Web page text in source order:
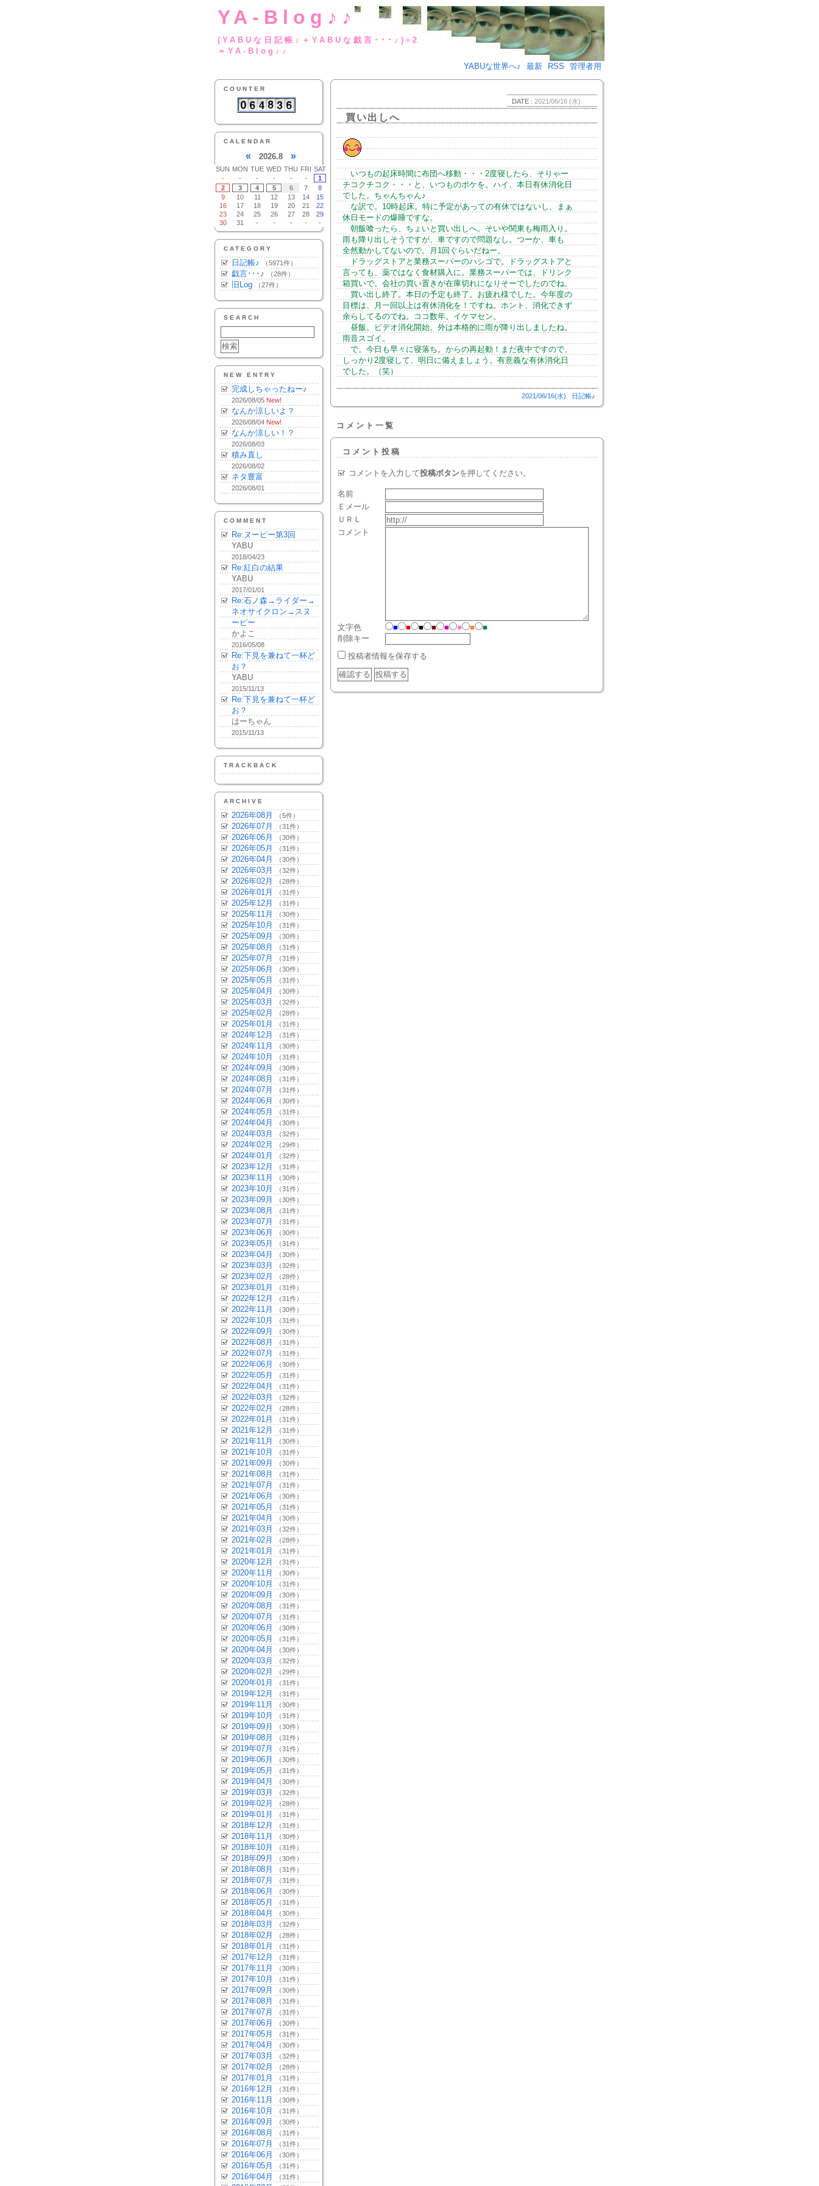
YA-Blog♪♪
(YABUな日記帳♪＋YABUな戯言･･･♪)÷2
＝YA-Blog♪♪
YABUな世界へ♪
最新 RSS 管理者用
COUNTER
CALENDAR
« 2026.8 »
SUN MON TUE WED THU FRI SAT
-
- - - - -
1
2
3 4 5 6 7
8
9
10 11 12 13 14
15
16
17 18 19 20 21
22
23
24 25 26 27 28
29
30
31 - - - - -
CATEGORY
日記帳♪ （5971件）
戯言･･･♪ （28件）
旧Log （27件）
SEARCH
NEW ENTRY
完成しちゃったねー♪
2026/08/05 New!
なんか涼しいよ？
2026/08/04 New!
なんか涼しい！？
2026/08/03
積み直し
2026/08/02
ネタ豊富
2026/08/01
COMMENT
Re:ヌーピー第3回
YABU
2018/04/23
Re:紅白の結果
YABU
2017/01/01
Re:石ノ森→ライダー→
ネオサイクロン→スヌ
ーピー
かよこ
2016/05/08
Re:下見を兼ねて一杯ど
お？
YABU
2015/11/13
Re:下見を兼ねて一杯ど
お？
はーちゃん
2015/11/13
TRACKBACK
ARCHIVE
2026年08月 （5件）
2026年07月 （31件）
2026年06月 （30件）
2026年05月 （31件）
2026年04月 （30件）
2026年03月 （32件）
2026年02月 （28件）
2026年01月 （31件）
2025年12月 （31件）
2025年11月 （30件）
2025年10月 （31件）
2025年09月 （30件）
2025年08月 （31件）
2025年07月 （31件）
2025年06月 （30件）
2025年05月 （31件）
2025年04月 （30件）
2025年03月 （32件）
2025年02月 （28件）
2025年01月 （31件）
2024年12月 （31件）
2024年11月 （30件）
2024年10月 （31件）
2024年09月 （30件）
2024年08月 （31件）
2024年07月 （31件）
2024年06月 （30件）
2024年05月 （31件）
2024年04月 （30件）
2024年03月 （32件）
2024年02月 （29件）
2024年01月 （32件）
2023年12月 （31件）
2023年11月 （30件）
2023年10月 （31件）
2023年09月 （30件）
2023年08月 （31件）
2023年07月 （31件）
2023年06月 （30件）
2023年05月 （31件）
2023年04月 （30件）
2023年03月 （32件）
2023年02月 （28件）
2023年01月 （31件）
2022年12月 （31件）
2022年11月 （30件）
2022年10月 （31件）
2022年09月 （30件）
2022年08月 （31件）
2022年07月 （31件）
2022年06月 （30件）
2022年05月 （31件）
2022年04月 （31件）
2022年03月 （32件）
2022年02月 （28件）
2022年01月 （31件）
2021年12月 （31件）
2021年11月 （30件）
2021年10月 （31件）
2021年09月 （30件）
2021年08月 （31件）
2021年07月 （31件）
2021年06月 （30件）
2021年05月 （31件）
2021年04月 （30件）
2021年03月 （32件）
2021年02月 （28件）
2021年01月 （31件）
2020年12月 （31件）
2020年11月 （30件）
2020年10月 （31件）
2020年09月 （30件）
2020年08月 （31件）
2020年07月 （31件）
2020年06月 （30件）
2020年05月 （31件）
2020年04月 （30件）
2020年03月 （32件）
2020年02月 （29件）
2020年01月 （31件）
2019年12月 （31件）
2019年11月 （30件）
2019年10月 （31件）
2019年09月 （30件）
2019年08月 （31件）
2019年07月 （31件）
2019年06月 （30件）
2019年05月 （31件）
2019年04月 （30件）
2019年03月 （32件）
2019年02月 （28件）
2019年01月 （31件）
2018年12月 （31件）
2018年11月 （30件）
2018年10月 （31件）
2018年09月 （30件）
2018年08月 （31件）
2018年07月 （31件）
2018年06月 （30件）
2018年05月 （31件）
2018年04月 （30件）
2018年03月 （32件）
2018年02月 （28件）
2018年01月 （31件）
2017年12月 （31件）
2017年11月 （30件）
2017年10月 （31件）
2017年09月 （30件）
2017年08月 （31件）
2017年07月 （31件）
2017年06月 （30件）
2017年05月 （31件）
2017年04月 （30件）
2017年03月 （32件）
2017年02月 （28件）
2017年01月 （31件）
2016年12月 （31件）
2016年11月 （30件）
2016年10月 （31件）
2016年09月 （30件）
2016年08月 （31件）
2016年07月 （31件）
2016年06月 （30件）
2016年05月 （31件）
2016年04月 （31件）
DATE : 2021/06/16 (水)
買い出しへ
いつもの起床時間に布団へ移動・・・2度寝したら、そりゃー
チコクチコク・・・と、いつものボケを。ハイ、本日有休消化日
でした。ちゃんちゃん♪
な訳で。10時起床。特に予定があっての有休ではないし、まぁ
休日モードの爆睡ですな。
朝飯喰ったら、ちょいと買い出しへ。そいや関東も梅雨入り。
雨も降り出しそうですが、車ですので問題なし。つーか、車も
全然動かしてないので。月1回ぐらいだねー。
ドラッグストアと業務スーパーのハシゴで。ドラッグストアと
言っても、薬ではなく食材購入に。業務スーパーでは、ドリンク
箱買いで。会社の買い置きが在庫切れになりそーでしたのでね。
買い出し終了。本日の予定も終了。お疲れ様でした。今年度の
目標は、月一回以上は有休消化を！ですね。ホント、消化できず
余らしてるのでね。ココ数年。イケマセン。
昼飯。ビデオ消化開始。外は本格的に雨が降り出しましたね。
雨音スゴイ。
で。今日も早々に寝落ち。からの再起動！まだ夜中ですので、
しっかり2度寝して、明日に備えましょう。有意義な有休消化日
でした。（笑）
2021/06/16(水) 日記帳♪
コメント一覧
コメント投稿
コメントを入力して投稿ボタンを押してください。
名前
Ｅメール
ＵＲＬ
コメント
文字色 ■ ■ ■ ■ ■ ■ ■
■
削除キー
投稿者情報を保存する